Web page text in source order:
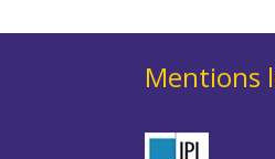
Mentions